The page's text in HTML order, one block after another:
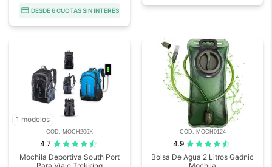
DESDE 6 CUOTAS SIN INTERÉS
1 modelos
COD. MOCH206X
4.7
Mochila Deportiva South Port
COD. MOCH0124
4.9
Bolsa De Agua 2 Litros Gadnic